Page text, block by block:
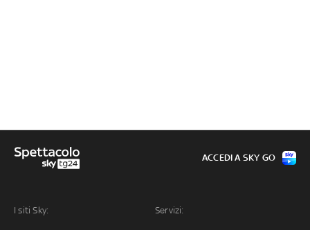
I siti Sky: Servizi:
ACCEDI A SKY GO